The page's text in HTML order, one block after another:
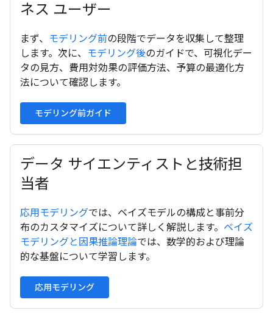
ネス ユーザー
まず、 モデリング前の段階でデータを収集して整理
します。次に、
モデリング後のガイドで、可視化デー
タの見方、費用対効果の評価方法、予算の最適化方
法について確認します。
モデリング前ガイド
データ サイエンティストと技術担
当者
応用モデリングでは、ベイズモデルの構成と事前分
布のカスタマイズについて詳しく解説します。 ベイズ
モデリングと因果推論理論では、数学的および理論
的な基盤について学習します。
応用モデリング